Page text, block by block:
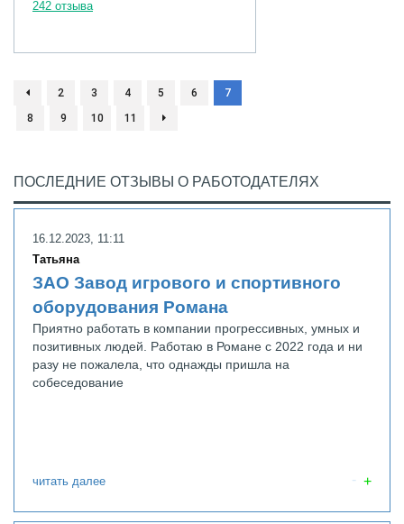
242 отзыва
2 3 4 5 6
7
8
9 10 11
ПОСЛЕДНИЕ ОТЗЫВЫ О РАБОТОДАТЕЛЯХ
16.12.2023, 11:11
Татьяна
ЗАО Завод игрового и спортивного
оборудования Романа
Приятно работать в компании прогрессивных, умных и
позитивных людей. Работаю в Романе с 2022 года и ни
разу не пожалела, что однажды пришла на
собеседование
читать далее